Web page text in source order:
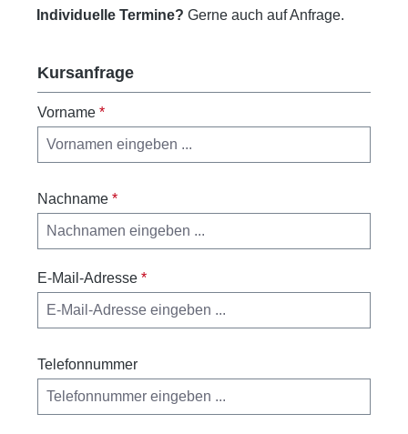
Individuelle Termine? Gerne auch auf Anfrage.
Kursanfrage
Vorname *
Nachname *
E-Mail-Adresse *
Telefonnummer